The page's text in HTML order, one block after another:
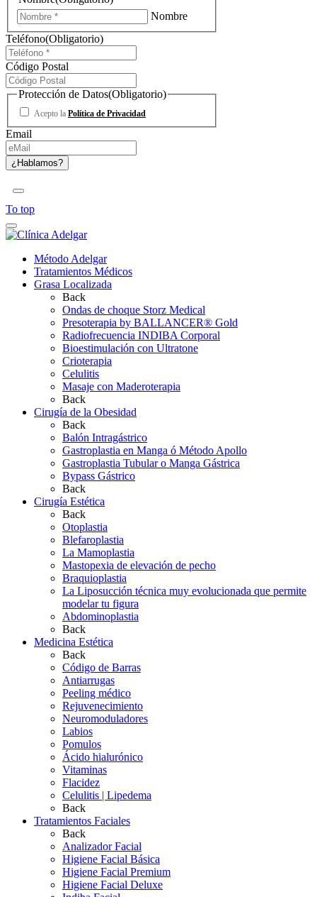
Nombre
Teléfono(Obligatorio)
Código Postal
Protección de Datos(Obligatorio)
Acepto la Política de Privacidad
Email
To top
Método Adelgar
Tratamientos Médicos
Grasa Localizada
Back
Ondas de choque Storz Medical
Presoterapia by BALLANCER® Gold
Radiofrecuencia INDIBA Corporal
Bioestimulación con Ultratone
Crioterapia
Celulitis
Masaje con Maderoterapia
Back
Cirugía de la Obesidad
Back
Balón Intragástrico
Gastroplastia en Manga ó Método Apollo
Gastroplastia Tubular o Manga Gástrica
Bypass Gástrico
Back
Cirugía Estética
Back
Otoplastia
Blefaroplastia
La Mamoplastia
Mastopexia de elevación de pecho
Braquioplastia
La Liposucción técnica muy evolucionada que permite
modelar tu figura
Abdominoplastia
Back
Medicina Estética
Back
Código de Barras
Antiarrugas
Peeling médico
Rejuvenecimiento
Neuromoduladores
Labios
Pomulos
Ácido hialurónico
Vitaminas
Flacidez
Celulitis | Lipedema
Back
Tratamientos Faciales
Back
Analizador Facial
Higiene Facial Básica
Higiene Facial Premium
Higiene Facial Deluxe